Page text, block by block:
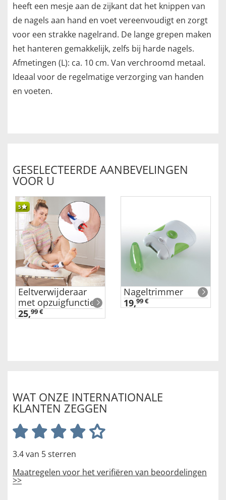
heeft een mesje aan de zijkant dat het knippen van
de nagels aan hand en voet vereenvoudigt en zorgt
voor een strakke nagelrand. De lange grepen maken
het hanteren gemakkelijk, zelfs bij harde nagels.
Afmetingen (L): ca. 10 cm. Van verchroomd metaal.
Ideaal voor de regelmatige verzorging van handen
en voeten.
GESELECTEERDE AANBEVELINGEN
VOOR U
5
Eeltverwijderaar
met opzuigfunctie
25,99 €
Nageltrimmer
19,99 €
WAT ONZE INTERNATIONALE
KLANTEN ZEGGEN
3.4 van 5 sterren
Maatregelen voor het verifiëren van beoordelingen
>>